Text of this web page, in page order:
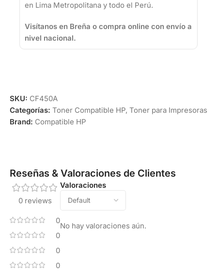
en Lima Metropolitana y todo el Perú.
Visítanos en Breña o compra online con envío a
nivel nacional.
SKU: CF450A
Categorías: Toner Compatible HP, Toner para Impresoras
Brand: Compatible HP
Reseñas & Valoraciones de Clientes
0 reviews
0
0
0
0
Valoraciones
No hay valoraciones aún.